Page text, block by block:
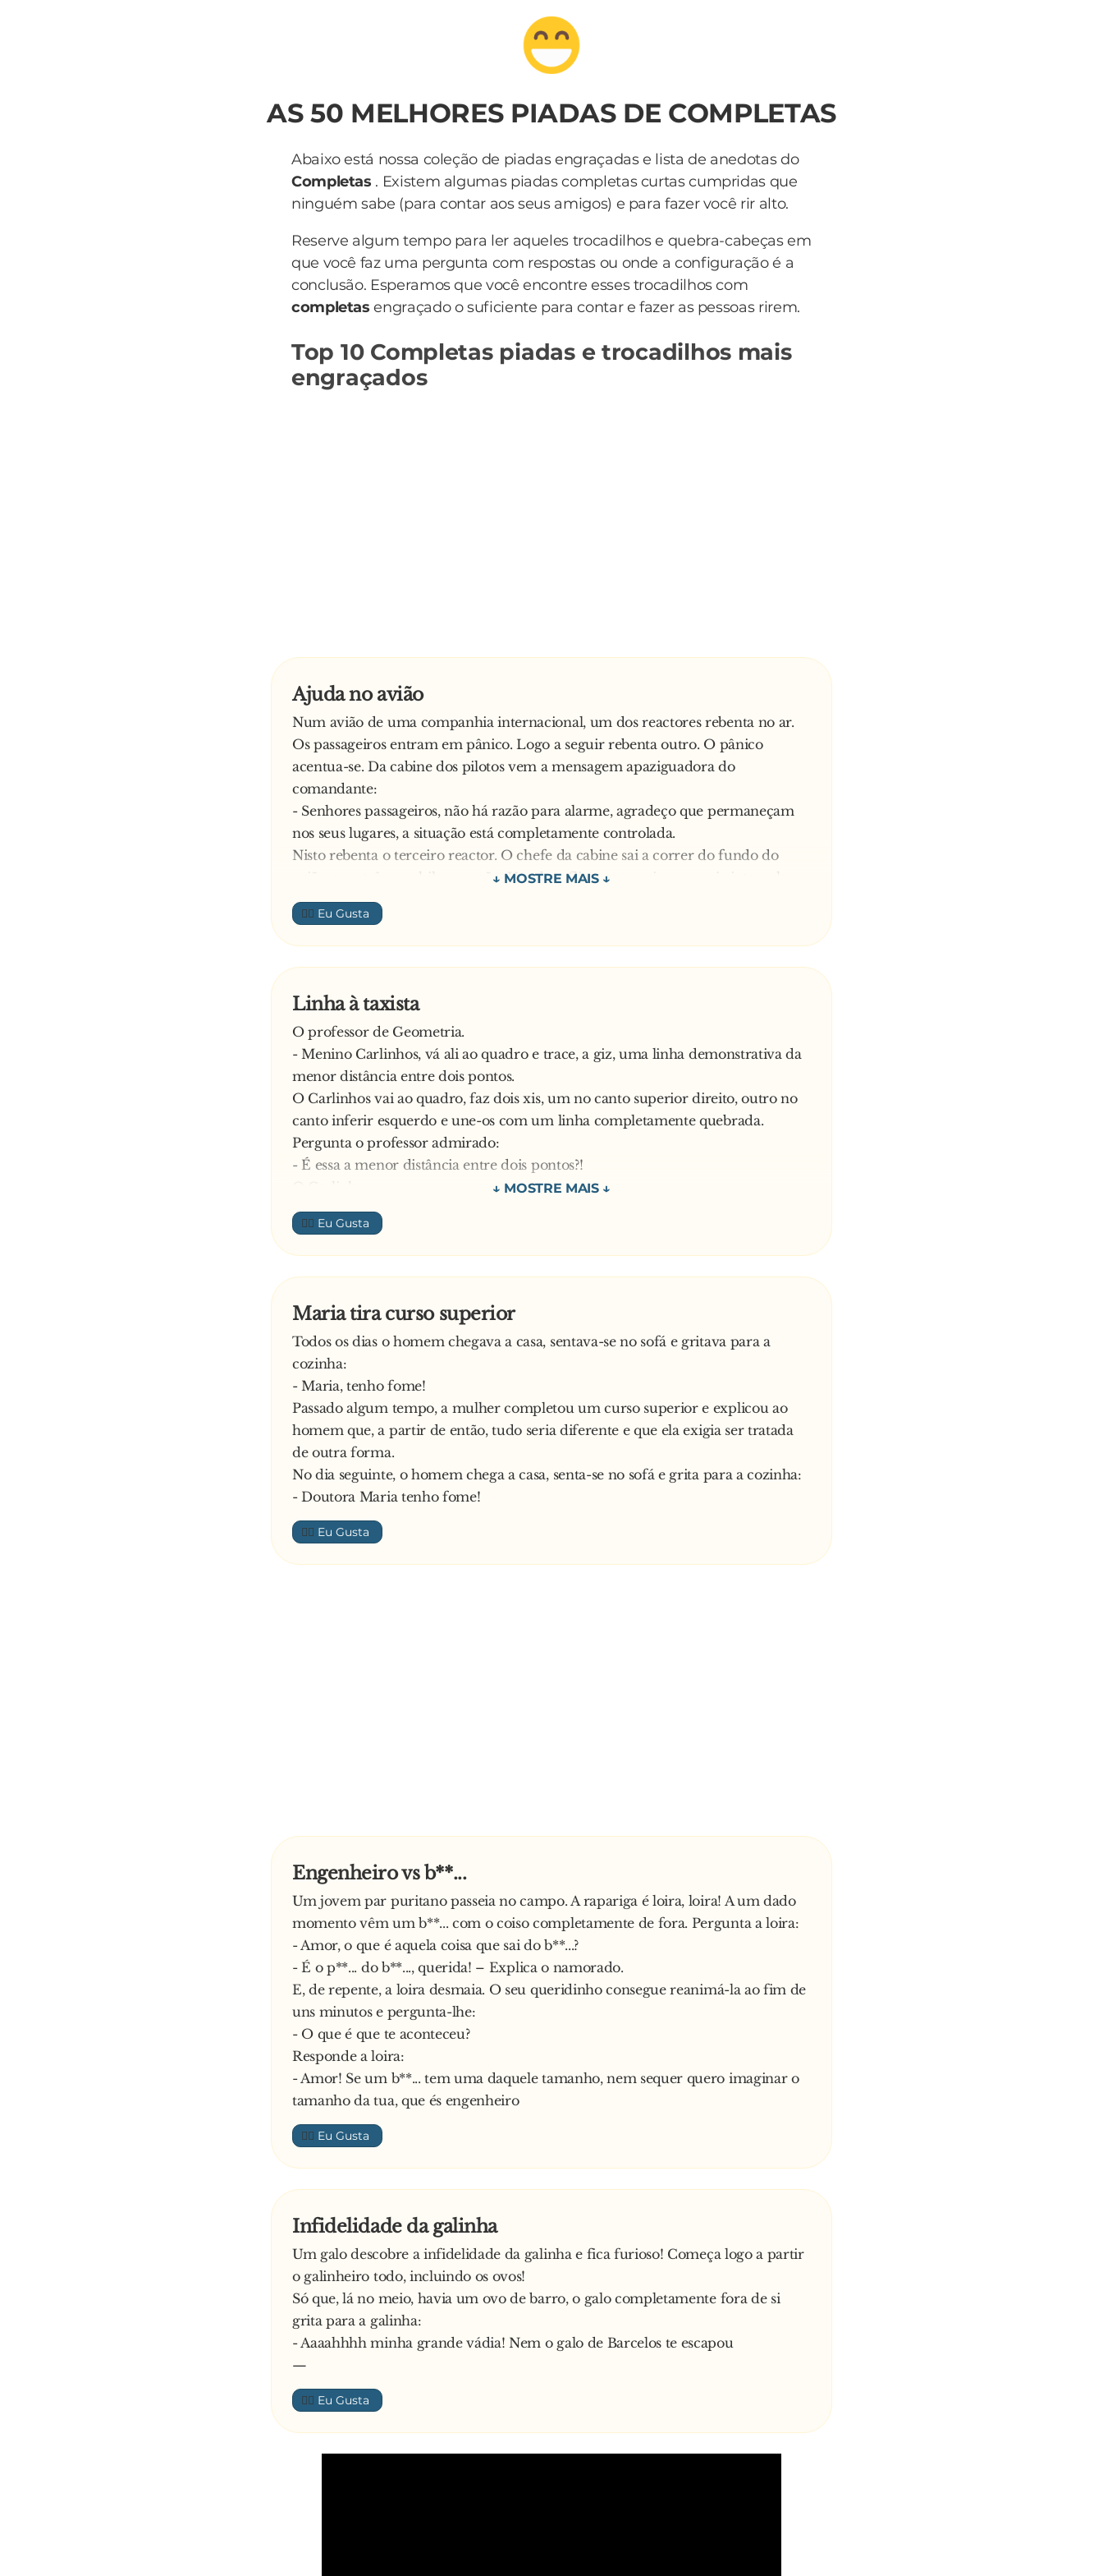
AS 50 MELHORES PIADAS DE COMPLETAS
Abaixo está nossa coleção de piadas engraçadas e lista de anedotas do
Completas . Existem algumas piadas completas curtas cumpridas que
ninguém sabe (para contar aos seus amigos) e para fazer você rir alto.
Reserve algum tempo para ler aqueles trocadilhos e quebra-cabeças em
que você faz uma pergunta com respostas ou onde a configuração é a
conclusão. Esperamos que você encontre esses trocadilhos com
completasengraçado o suficiente para contar e fazer as pessoas rirem.
Top 10 Completas piadas e trocadilhos mais
engraçados
Ajuda no avião
Num avião de uma companhia internacional, um dos reactores rebenta no ar.
Os passageiros entram em pânico. Logo a seguir rebenta outro. O pânico
acentua-se. Da cabine dos pilotos vem a mensagem apaziguadora do
comandante:
- Senhores passageiros, não há razão para alarme, agradeço que permaneçam
nos seus lugares, a situação está completamente controlada.
Nisto rebenta o terceiro reactor. O chefe da cabine sai a correr do fundo do
avião com três mochilas na mão. Um dos aflitos passageiros arranja interpela-o:
- Desculpe, isso que leva aí é o quê?
- São para-quedas para a tripulação – responde o tripulante.
Exclama o passageiro:
- Mas o capitão acabou de dizer que está tudo sob controle!
- E está! Nós vamos só sair um bocadinho para ir buscar ajuda
👍🏼
Linha à taxista
O professor de Geometria.
- Menino Carlinhos, vá ali ao quadro e trace, a giz, uma linha demonstrativa da
menor distância entre dois pontos.
O Carlinhos vai ao quadro, faz dois xis, um no canto superior direito, outro no
canto inferir esquerdo e une-os com um linha completamente quebrada.
Pergunta o professor admirado:
- É essa a menor distância entre dois pontos?!
O Carlinhos:
- Pelo menos, foi assim que o meu pai me ensinou.
O professor:
- E o que é que o seu faz para perceber assim tanto de Geometria?!
O Carlinhos:
—
👍🏼
Maria tira curso superior
Todos os dias o homem chegava a casa, sentava-se no sofá e gritava para a
cozinha:
- Maria, tenho fome!
Passado algum tempo, a mulher completou um curso superior e explicou ao
homem que, a partir de então, tudo seria diferente e que ela exigia ser tratada
de outra forma.
No dia seguinte, o homem chega a casa, senta-se no sofá e grita para a cozinha:
- Doutora Maria tenho fome!
👍🏼
Engenheiro vs b**...
Um jovem par puritano passeia no campo. A rapariga é loira, loira! A um dado
momento vêm um b**... com o coiso completamente de fora. Pergunta a loira:
- Amor, o que é aquela coisa que sai do b**...?
- É o p**... do b**..., querida! – Explica o namorado.
E, de repente, a loira desmaia. O seu queridinho consegue reanimá-la ao fim de
uns minutos e pergunta-lhe:
- O que é que te aconteceu?
Responde a loira:
- Amor! Se um b**... tem uma daquele tamanho, nem sequer quero imaginar o
tamanho da tua, que és engenheiro
👍🏼
Infidelidade da galinha
Um galo descobre a infidelidade da galinha e fica furioso! Começa logo a partir
o galinheiro todo, incluindo os ovos!
Só que, lá no meio, havia um ovo de barro, o galo completamente fora de si
grita para a galinha:
- Aaaahhhh minha grande vádia! Nem o galo de Barcelos te escapou
—
👍🏼